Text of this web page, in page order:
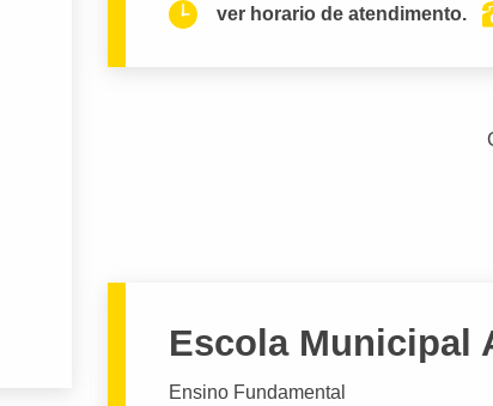
ver horario de atendimento.
Escola Municipal
Ensino Fundamental